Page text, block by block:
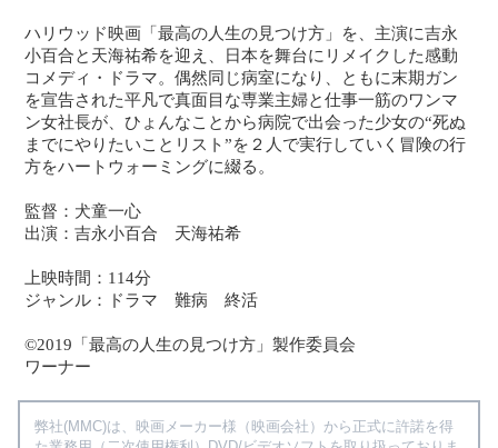
ハリウッド映画「最高の人生の見つけ方」を、主演に吉永
小百合と天海祐希を迎え、日本を舞台にリメイクした感動
コメディ・ドラマ。偶然同じ病室になり、ともに末期ガン
を宣告された平凡で真面目な専業主婦と仕事一筋のワンマ
ン女社長が、ひょんなことから病院で出会った少女の“死ぬ
までにやりたいことリスト”を２人で実行していく冒険の行
方をハートウォーミングに綴る。
監督：犬童一心
出演：吉永小百合 天海祐希
上映時間：114分
ジャンル：ドラマ 難病 終活
©2019「最高の人生の見つけ方」製作委員会
ワーナー
弊社(MMC)は、映画メーカー様（映画会社）から正式に許諾を得